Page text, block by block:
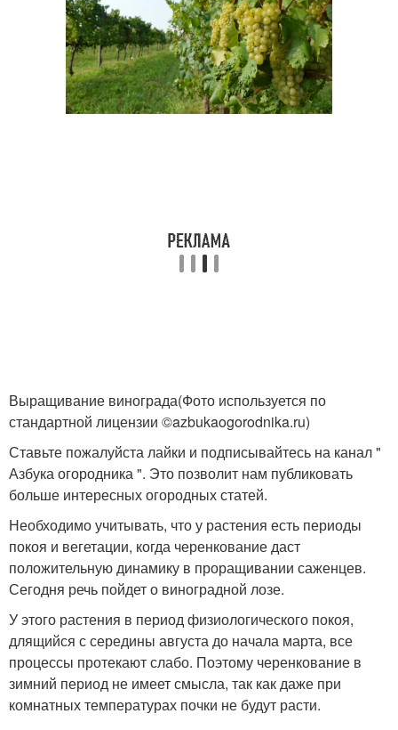
Выращивание винограда(Фото используется по
стандартной лицензии ©azbukaogorodnika.ru)
Ставьте пожалуйста лайки и подписывайтесь на канал "
Азбука огородника ". Это позволит нам публиковать
больше интересных огородных статей.
Необходимо учитывать, что у растения есть периоды
покоя и вегетации, когда черенкование даст
положительную динамику в проращивании саженцев.
Сегодня речь пойдет о виноградной лозе.
У этого растения в период физиологического покоя,
длящийся с середины августа до начала марта, все
процессы протекают слабо. Поэтому черенкование в
зимний период не имеет смысла, так как даже при
комнатных температурах почки не будут расти.